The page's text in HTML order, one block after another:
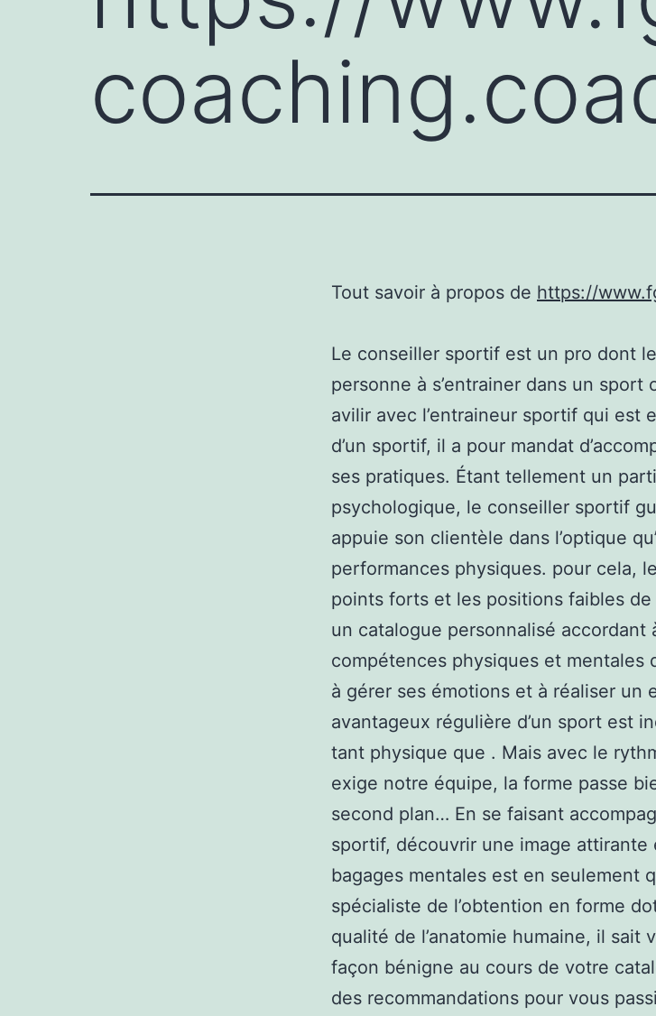
Tout savoir à propos de https://
Le conseiller sportif est un pro dont
personne à s’entrainer dans un sport
avilir avec l’entraineur sportif qui est
d’un sportif, il a pour mandat
ses pratiques. Étant tellement un
psychologique, le conseiller sportif
appuie son clientèle dans l’optique
performances physiques. pour cela,
points forts et les positions faibles de
un catalogue personnalisé accordant
compétences physiques et mentales
à gérer ses émotions et à réaliser un
avantageux régulière d’un sport est
tant physique que . Mais avec le
exige notre équipe, la forme passe
second plan… En se faisant
sportif, découvrir une image attirante
bagages mentales est en seulement
spécialiste de l’obtention en forme
qualité de l’anatomie humaine, il sait
façon bénigne au cours de votre
des recommandations pour vous